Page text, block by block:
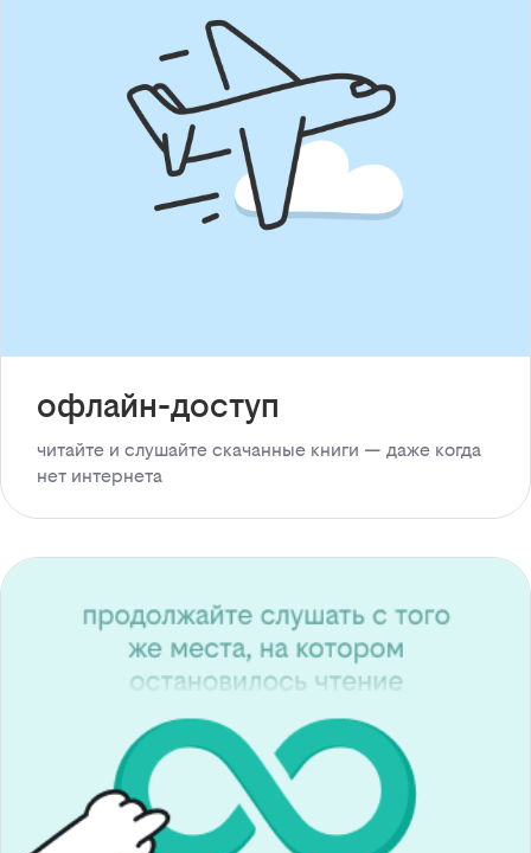
офлайн-доступ
читайте и слушайте скачанные книги — даже когда
нет интернета